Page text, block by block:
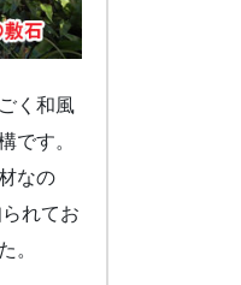
く和風
です。
なの
れてお
。